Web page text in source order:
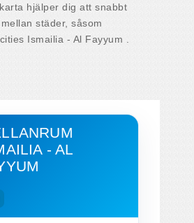
hjälper dig att snabbt
städer, såsom
Ismailia - Al Fayyum .
- AL